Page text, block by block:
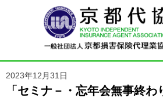
2023年12月31日
「セミナ－・忘年会無事終